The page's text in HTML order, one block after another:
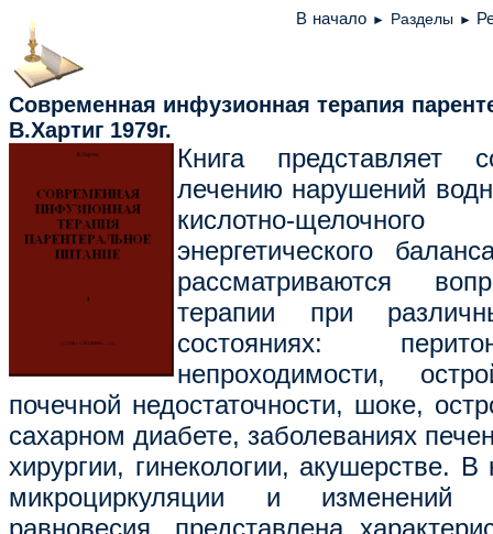
В начало ► Разделы ►
Современная инфузионная терапия
В.Хартиг 1979г.
Книга представляет
лечению нарушений
кислотно-
энергетического
рассматриваются
терапии при
состояниях:
непроходимости,
почечной недостаточности, шоке,
сахарном диабете, заболеваниях
хирургии, гинекологии, акушерстве. В
микроциркуляции и изме­нений
равновесия, представлена